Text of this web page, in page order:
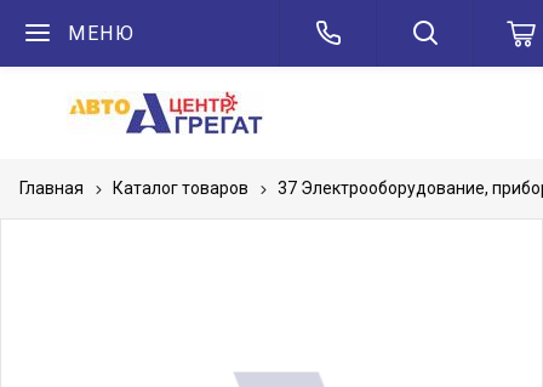
МЕНЮ
Главная Каталог товаров 37 Электрооборудование,